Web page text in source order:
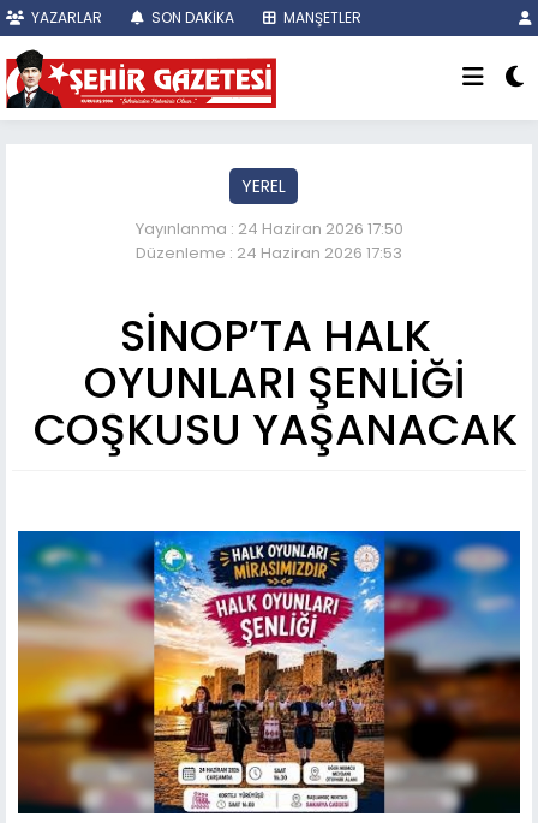
YAZARLAR SON DAKİKA MANŞETLER
YEREL
Yayınlanma : 24 Haziran 2026 17:50
Düzenleme : 24 Haziran 2026 17:53
SİNOP’TA HALK
OYUNLARI ŞENLİĞİ
COŞKUSU YAŞANACAK